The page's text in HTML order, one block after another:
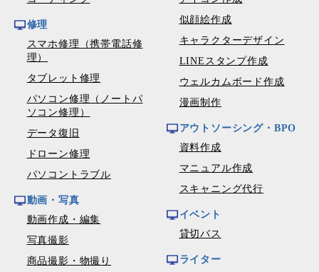
修理
スマホ修理（携帯電話修
理）
タブレット修理
パソコン修理（ノートパ
ソコン修理）
データ復旧
ドローン修理
パソコントラブル
動画・写真
動画作成・編集
写真撮影
商品撮影・物撮り
似顔絵作成
キャラクターデザイン
LINEスタンプ作成
ウェルカムボード作成
漫画制作
アウトソーシング・BPO
資料作成
マニュアル作成
スキャニング代行
イベント
貸切バス
ライター